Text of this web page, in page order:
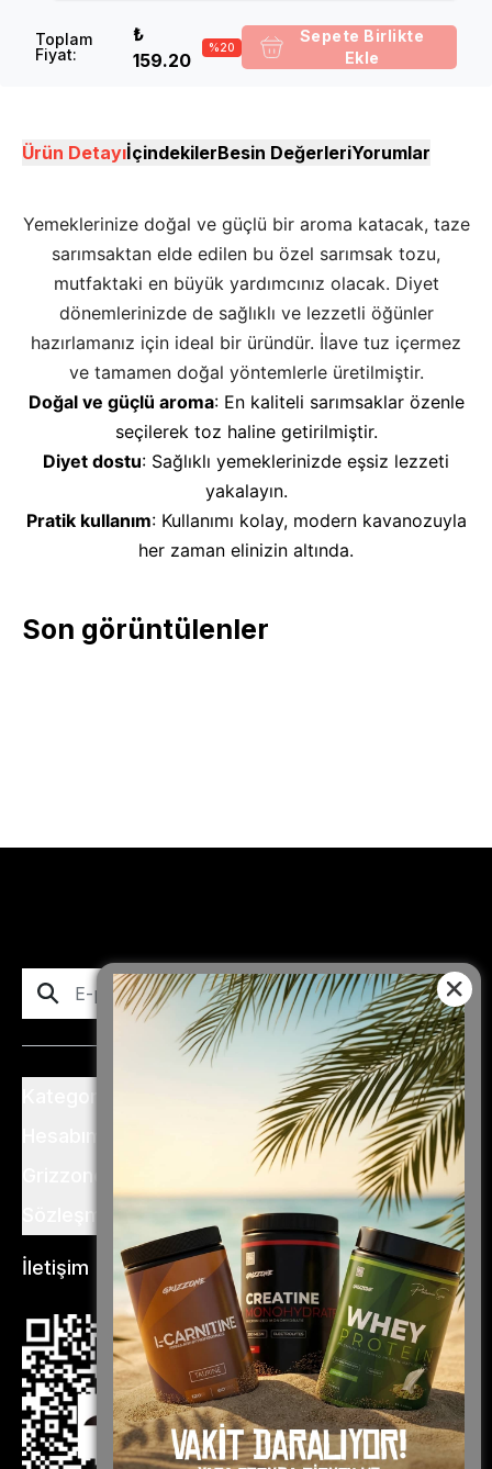
Toplam
Fiyat:
₺
159.20
%20
Sepete Birlikte
Ekle
Ürün DetayıİçindekilerBesin DeğerleriYorumlar
Yemeklerinize doğal ve güçlü bir aroma katacak, taze
sarımsaktan elde edilen bu özel sarımsak tozu,
mutfaktaki en büyük yardımcınız olacak. Diyet
dönemlerinizde de sağlıklı ve lezzetli öğünler
hazırlamanız için ideal bir üründür. İlave tuz içermez
ve tamamen doğal yöntemlerle üretilmiştir.
Doğal ve güçlü aroma: En kaliteli sarımsaklar özenle
seçilerek toz haline getirilmiştir.
Diyet dostu: Sağlıklı yemeklerinizde eşsiz lezzeti
yakalayın.
Pratik kullanım: Kullanımı kolay, modern kavanozuyla
her zaman elinizin altında.
Son görüntülenler
Abone Ol
Sözleşme ve Şartlar
İletişim